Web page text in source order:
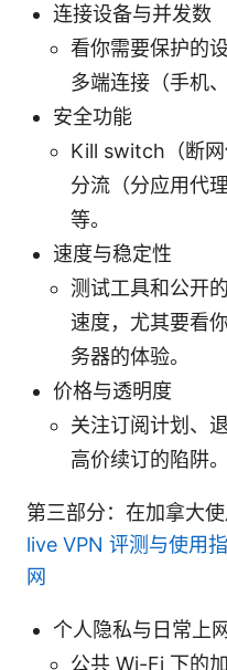
连接设备与并发数
看你需要保护的
多端连接（手机
安全功能
Kill switch（断网
分流（分应用代
等。
速度与稳定性
测试工具和公开
速度，尤其要看
务器的体验。
价格与透明度
关注订阅计划、
高价续订的陷阱。
第三部分：在加拿大
live VPN 评测与使用
网
个人隐私与日常上
公共 Wi-Fi 下的